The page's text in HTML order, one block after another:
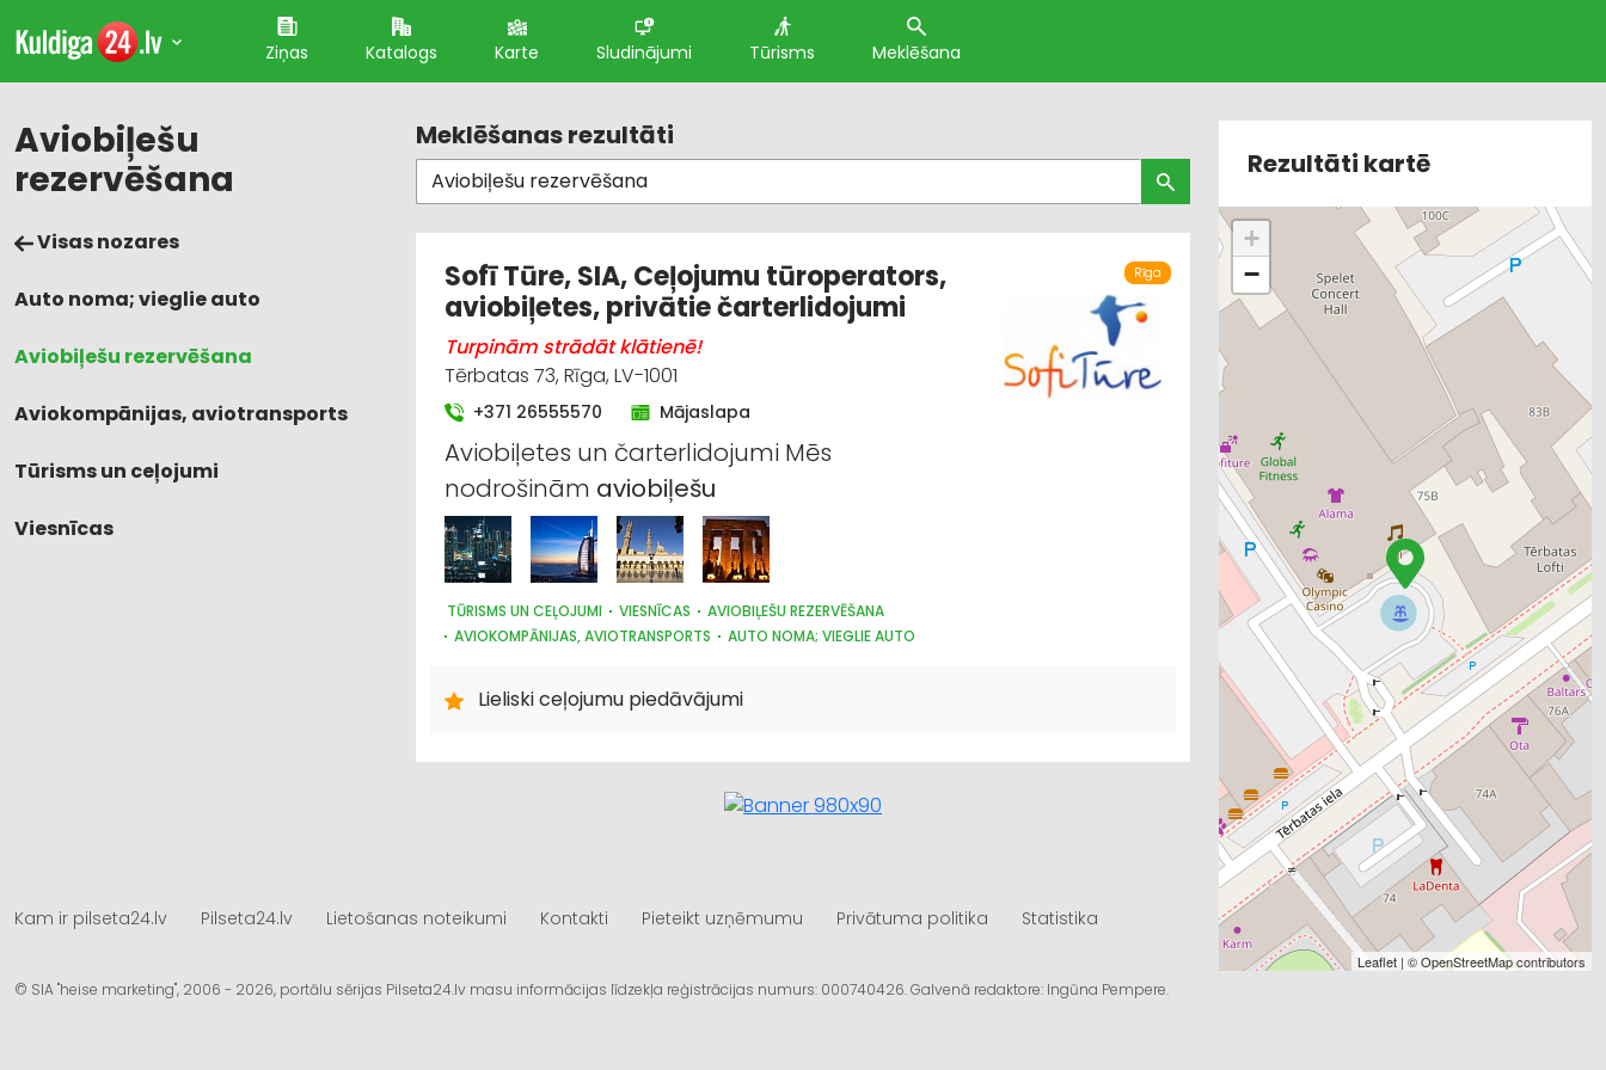
Ziņas Katalogs Karte Sludinājumi Tūrisms Meklēšana
Aviobiļešu
rezervēšana
Visas nozares
Auto noma; vieglie auto
Aviobiļešu rezervēšana
Aviokompānijas, aviotransports
Tūrisms un ceļojumi
Viesnīcas
Meklēšanas rezultāti
Rīga
Sofī Tūre, SIA, Ceļojumu tūroperators,
aviobiļetes, privātie čarterlidojumi
Turpinām strādāt klātienē!
Tērbatas 73, Rīga, LV-1001
+371 26555570 Mājaslapa
Aviobiļetes un čarterlidojumi Mēs
nodrošinām aviobiļešu
TŪRISMS UN CEĻOJUMI VIESNĪCAS
AVIOBIĻEŠU REZERVĒŠANA
AVIOKOMPĀNIJAS, AVIOTRANSPORTS
AUTO NOMA; VIEGLIE AUTO
Lieliski ceļojumu piedāvājumi
Rezultāti kartē
+
−
Leaflet | ©OpenStreetMapcontributors
Kam ir pilseta24.lv Pilseta24.lv Lietošanas noteikumi Kontakti Pieteikt uzņēmumu Privātuma politika Statistika
© SIA "heise marketing", 2006 - 2026, portālu sērijas Pilseta24.lv masu informācijas līdzekļa reģistrācijas numurs: 000740426. Galvenā redaktore: Ingūna Pempere.